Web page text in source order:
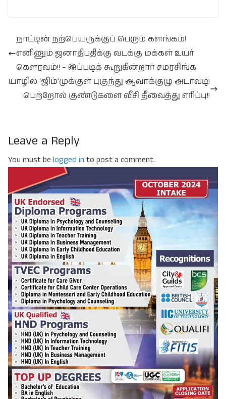
நாட்டின் நற்பெயருக்குப் பெரும் களங்கம்!
எனினும் ஜனாதிபதிக்கு வடக்கு மக்கள் உயர்
கௌரவம்!! – இப்படிக் கூறுகின்றார் சமரசிங்க
யாழில் ‘ஜிம்’முக்குள் புகுந்து ஆவாக்குழு அடாவடி!
பெற்றோல் குண்டுகளை வீசி தீவைத்து எரிப்பு!!
Leave a Reply
You must be logged in to post a comment.